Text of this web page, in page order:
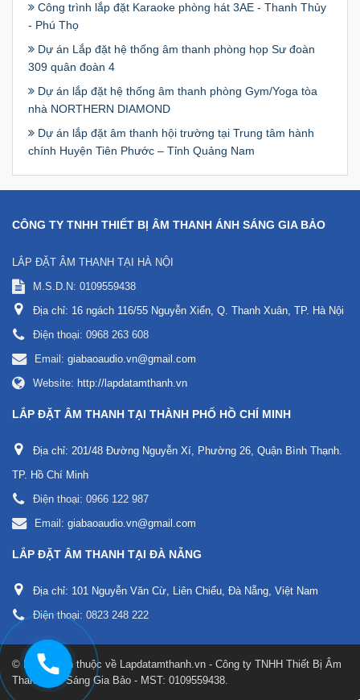
Công trình lắp đặt Karaoke phòng hát 3AE - Thanh Thủy
- Phú Thọ
Dự án Lắp đặt hệ thống âm thanh phòng họp Sư đoàn
309 quân đoàn 4
Dự án lắp đặt hệ thống âm thanh phòng Gym/Yoga tòa
nhà NORTHERN DIAMOND
Dự án lắp đặt âm thanh hội trường tại Trung tâm hành
chính Huyện Tiên Phước – Tỉnh Quảng Nam
CÔNG TY TNHH THIẾT BỊ ÂM THANH ÁNH SÁNG GIA BẢO
LẮP ĐẶT ÂM THANH TẠI HÀ NỘI
M.S.D.N: 0109559438
Địa chỉ: 16 ngách 116/55 Nguyễn Xiển, Q. Thanh Xuân, TP. Hà Nội
Điện thoại: 0968 263 608
Email: giabaoaudio.vn@gmail.com
Website: http://lapdatamthanh.vn
LẮP ĐẶT ÂM THANH TẠI THÀNH PHỐ HỒ CHÍ MINH
Địa chỉ: 201/48 Đường Nguyễn Xí, Phường 26, Quận Bình Thạnh.
TP. Hồ Chí Minh
Điện thoại: 0966 122 987
Email: giabaoaudio.vn@gmail.com
LẮP ĐẶT ÂM THANH TẠI ĐÀ NẴNG
Địa chỉ: 101 Nguyễn Văn Cừ, Liên Chiểu, Đà Nẵng, Việt Nam
Điện thoại: 0823 248 222
© Bản quyền thuộc về Lapdatamthanh.vn - Công ty TNHH Thiết Bị Âm
Thanh Ánh Sáng Gia Bảo - MST: 0109559438